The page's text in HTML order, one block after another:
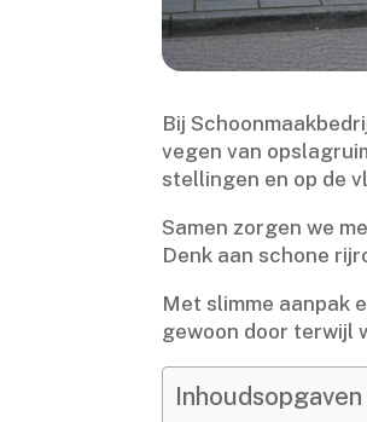
Bij
vegen van
stellingen en op de
Samen zorgen we
Denk aan schone
Met slimme aanpak
gewoon door terwijl
Inhoudsopgaven